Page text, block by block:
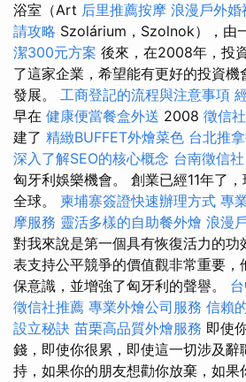
浴室（Art 后里推薦按摩 浪漫戶外婚
請攻略 Szolárium，Szolnok），由
潔300元方案 後來，在2008年，投
了這家企業，希望能有更好的投資機
發展。 工商登記的流程與注意事項
早在 健康便當餐盒外送 2008 徵信
建了 精緻BUFFET外燴菜色 台北推
深入了解SEO的核心概念 台南徵信社
匈牙利娛樂機會。 創業已經11年了
全球。 柬埔寨簽證快速辦理方式 專
摩服務 靈活多樣的自助餐外燴 浪漫
對我來說是第一個具有恢復活力的功
表支持公平競爭的價值觀非常重要，
保意識，並增強了匈牙利的聲譽。
徵信社推薦 專業外燴公司服務 信賴
設立秘訣 苗栗高品質外燴服務 即使
錢，即使你很累，即使這一切涉及辭
持，如果你的朋友想勸你放棄，如果